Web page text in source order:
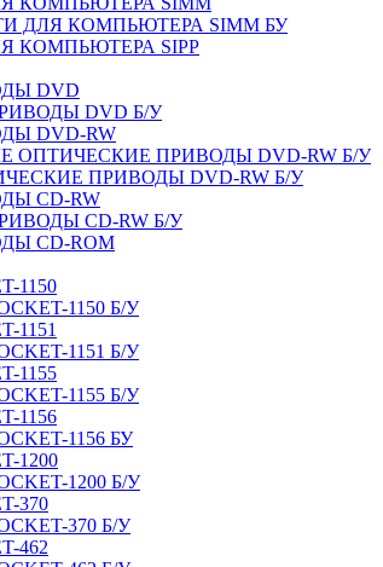
ДЛЯ КОМПЬЮТЕРА SIMM БУ
КОМПЬЮТЕРА SIPP
DVD
DVD Б/У
DVD-RW
ПРИВОДЫ DVD-RW Б/У
ПРИВОДЫ DVD-RW Б/У
CD-RW
CD-RW Б/У
CD-ROM
1150
1150 Б/У
1151
1151 Б/У
1155
1155 Б/У
1156
1156 БУ
1200
1200 Б/У
370
370 Б/У
462